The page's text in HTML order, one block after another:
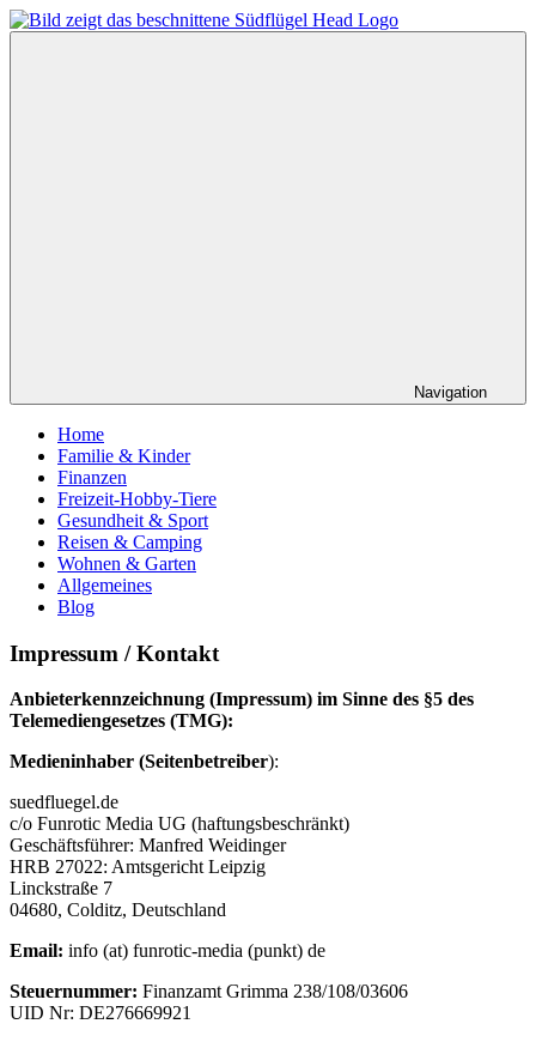
Zum
Inhalt
Navigation
Home
Familie & Kinder
Finanzen
Freizeit-Hobby-Tiere
Gesundheit & Sport
Reisen & Camping
Wohnen & Garten
Allgemeines
Blog
Impressum / Kontakt
Anbieterkennzeichnung (Impressum) im Sinne des §5 des
Telemediengesetzes (TMG):
Medieninhaber (Seitenbetreiber):
suedfluegel.de
c/o Funrotic Media UG (haftungsbeschränkt)
Geschäftsführer: Manfred Weidinger
HRB 27022: Amtsgericht Leipzig
Linckstraße 7
04680, Colditz, Deutschland
Email: info (at) funrotic-media (punkt) de
Steuernummer: Finanzamt Grimma 238/108/03606
UID Nr: DE276669921